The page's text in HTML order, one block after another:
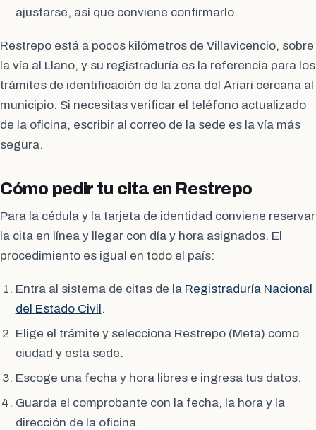
ajustarse, así que conviene confirmarlo.
Restrepo está a pocos kilómetros de Villavicencio, sobre
la vía al Llano, y su registraduría es la referencia para los
trámites de identificación de la zona del Ariari cercana al
municipio. Si necesitas verificar el teléfono actualizado
de la oficina, escribir al correo de la sede es la vía más
segura.
Cómo pedir tu cita en Restrepo
Para la cédula y la tarjeta de identidad conviene reservar
la cita en línea y llegar con día y hora asignados. El
procedimiento es igual en todo el país:
Entra al sistema de citas de la Registraduría Nacional
del Estado Civil.
Elige el trámite y selecciona Restrepo (Meta) como
ciudad y esta sede.
Escoge una fecha y hora libres e ingresa tus datos.
Guarda el comprobante con la fecha, la hora y la
dirección de la oficina.